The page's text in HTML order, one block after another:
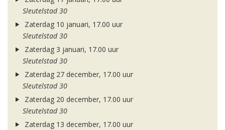
Sleutelstad 30
Zaterdag 10 januari, 17.00 uur
Sleutelstad 30
Zaterdag 3 januari, 17.00 uur
Sleutelstad 30
Zaterdag 27 december, 17.00 uur
Sleutelstad 30
Zaterdag 20 december, 17.00 uur
Sleutelstad 30
Zaterdag 13 december, 17.00 uur